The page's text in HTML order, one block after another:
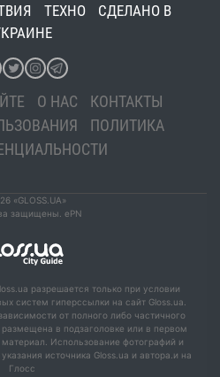
ТЕХНО
СДЕЛАНО В
О НАС
КОНТАКТЫ
ПОЛИТИКА
«GLOSS.UA»
защищены. ePN
разрешается только при условии
систем гиперссылки на сайт Gloss.ua.
от полного либо частичного
в подзаголовке или в первом
Использование фотографий и
источника Gloss.ua и автора.и на
Глосс